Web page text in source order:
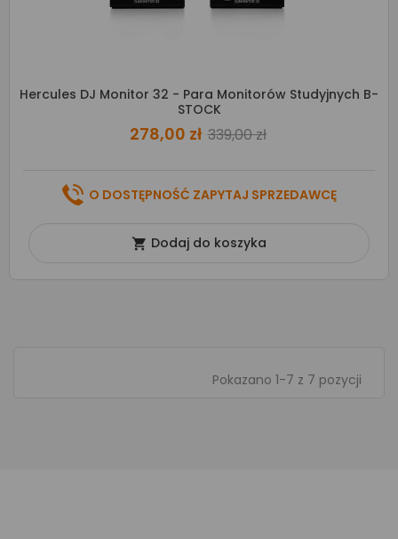
Hercules DJ Monitor 32 - Para Monitorów Studyjnych B-
STOCK
278,00 zł 339,00 zł
O DOSTĘPNOŚĆ ZAPYTAJ SPRZEDAWCĘ
 Dodaj do koszyka
Pokazano 1-7 z 7 pozycji